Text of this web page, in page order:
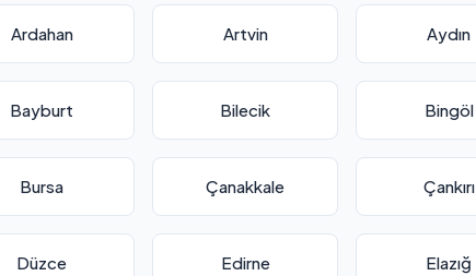
Ardahan Artvin Aydın
Bayburt Bilecik Bingöl
Bursa Çanakkale Çankırı
Düzce Edirne Elazığ